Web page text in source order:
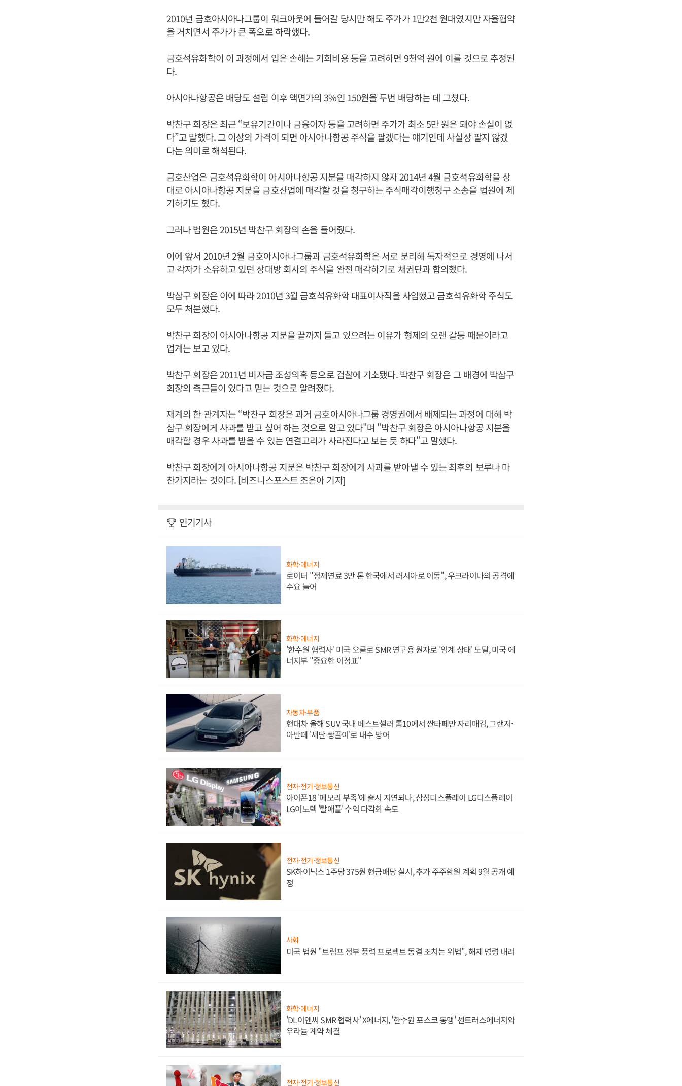
2010년 금호아시아나그룹이 워크아웃에 들어갈 당시만 해도 주가가 1만2천 원대였지만 자율협약
을 거치면서 주가가 큰 폭으로 하락했다.
금호석유화학이 이 과정에서 입은 손해는 기회비용 등을 고려하면 9천억 원에 이를 것으로 추정된
다.
아시아나항공은 배당도 설립 이후 액면가의 3%인 150원을 두번 배당하는 데 그쳤다.
박찬구 회장은 최근 “보유기간이나 금융이자 등을 고려하면 주가가 최소 5만 원은 돼야 손실이 없
다”고 말했다. 그 이상의 가격이 되면 아시아나항공 주식을 팔겠다는 얘기인데 사실상 팔지 않겠
다는 의미로 해석된다.
금호산업은 금호석유화학이 아시아나항공 지분을 매각하지 않자 2014년 4월 금호석유화학을 상
대로 아시아나항공 지분을 금호산업에 매각할 것을 청구하는 주식매각이행청구 소송을 법원에 제
기하기도 했다.
그러나 법원은 2015년 박찬구 회장의 손을 들어줬다.
이에 앞서 2010년 2월 금호아시아나그룹과 금호석유화학은 서로 분리해 독자적으로 경영에 나서
고 각자가 소유하고 있던 상대방 회사의 주식을 완전 매각하기로 채권단과 합의했다.
박삼구 회장은 이에 따라 2010년 3월 금호석유화학 대표이사직을 사임했고 금호석유화학 주식도
모두 처분했다.
박찬구 회장이 아시아나항공 지분을 끝까지 들고 있으려는 이유가 형제의 오랜 갈등 때문이라고
업계는 보고 있다.
박찬구 회장은 2011년 비자금 조성의혹 등으로 검찰에 기소됐다. 박찬구 회장은 그 배경에 박삼구
회장의 측근들이 있다고 믿는 것으로 알려졌다.
재계의 한 관계자는 “박찬구 회장은 과거 금호아시아나그룹 경영권에서 배제되는 과정에 대해 박
삼구 회장에게 사과를 받고 싶어 하는 것으로 알고 있다"며 "박찬구 회장은 아시아나항공 지분을
매각할 경우 사과를 받을 수 있는 연결고리가 사라진다고 보는 듯 하다"고 말했다.
박찬구 회장에게 아시아나항공 지분은 박찬구 회장에게 사과를 받아낼 수 있는 최후의 보루나 마
찬가지라는 것이다. [비즈니스포스트 조은아 기자]
인기기사
화학·에너지
로이터 "정제연료 3만 톤 한국에서 러시아로 이동", 우크라이나의 공격에
수요 늘어
화학·에너지
'한수원 협력사' 미국 오클로 SMR 연구용 원자로 '임계 상태' 도달, 미국 에
너지부 "중요한 이정표"
자동차·부품
현대차 올해 SUV 국내 베스트셀러 톱10에서 싼타페만 자리매김, 그랜저·
아반떼 '세단 쌍끌이'로 내수 방어
전자·전기·정보통신
아이폰18 '메모리 부족'에 출시 지연되나, 삼성디스플레이 LG디스플레이
LG이노텍 '탈애플' 수익 다각화 속도
전자·전기·정보통신
SK하이닉스 1주당 375원 현금배당 실시, 추가 주주환원 계획 9월 공개 예
정
사회
미국 법원 "트럼프 정부 풍력 프로젝트 동결 조치는 위법", 해제 명령 내려
화학·에너지
'DL이앤씨 SMR 협력사' X에너지, '한수원 포스코 동맹' 센트러스에너지와
우라늄 계약 체결
전자·전기·정보통신